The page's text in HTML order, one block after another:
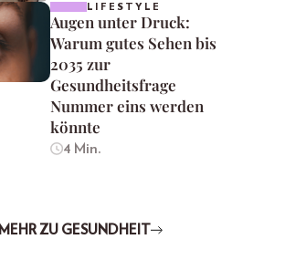
LIFESTYLE
Augen unter Druck:
Warum gutes Sehen bis
2035 zur
Gesundheitsfrage
Nummer eins werden
könnte
4 Min.
MEHR ZU GESUNDHEIT